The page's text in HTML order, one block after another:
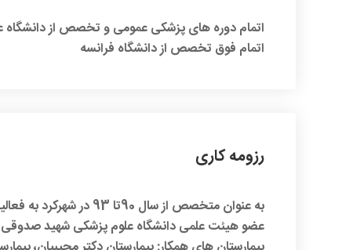
اتمام دوره های پزشکی عمومی و تخصص از دانشگاه
اتمام فوق تخصص از دانشگاه فرانسه
رزومه کاری
به عنوان متخصص از سال 90تا 93 در شهرکرد به فعالیت داشته و از سال 93 تاکنون در بیمارستان شهید صدوقی یزد مشغول هستند
عضو هیئت علمی دانشگاه علوم پزشکی شهید صدوقی